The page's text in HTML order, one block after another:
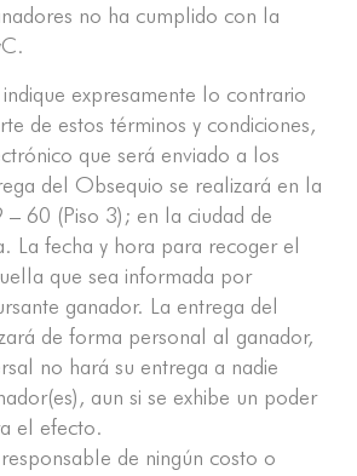
no ha cumplido con la
expresamente lo contrario
de estos términos y condiciones,
que será enviado a los
del Obsequio se realizará en la
60 (Piso 3); en la ciudad de
La fecha y hora para recoger el
que sea informada por
ganador. La entrega del
de forma personal al ganador,
no hará su entrega a nadie
aun si se exhibe un poder
el efecto.
de ningún costo o